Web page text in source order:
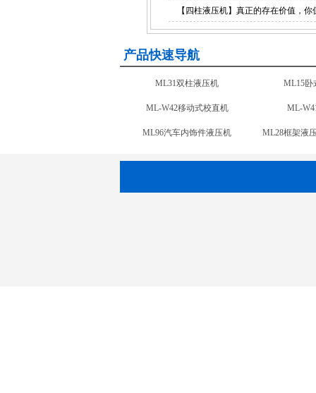
【四柱液压机】真正的存在价值，你
产品快速导航
ML-W43钢板校直机 ML-W42
ML32-1小型四柱液压机 ML96汽车
车轮扭力疲劳试验机 车轮径向载